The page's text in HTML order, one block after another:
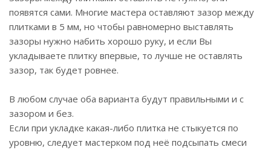
появятся сами. Многие мастера оставляют зазор между
плитками в 5 мм, но чтобы равномерно выставлять
зазоры нужно набить хорошо руку, и если Вы
укладываете плитку впервые, то лучше не оставлять
зазор, так будет ровнее.
В любом случае оба варианта будут правильными и с
зазором и без.
Если при укладке какая-либо плитка не стыкуется по
уровню, следует мастерком под неё подсыпать смеси